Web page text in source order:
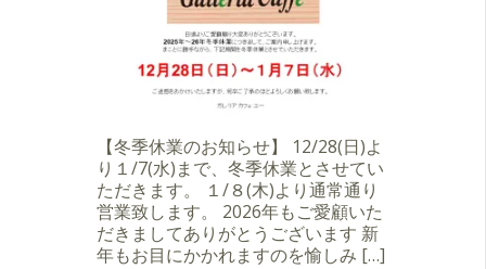
【冬季休業のお知らせ】 12/28(日)よ
り１/7(水)まで、冬季休業とさせてい
ただきます。 １/８(木)より通常通り
営業致します。 2026年もご愛顧いた
だきましてありがとうございます 新
年もお目にかかれますのを愉しみ […]